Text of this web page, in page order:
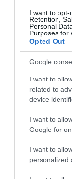
I want to opt-
Retention,
Personal
Purposes for
Opted Out
Google
I want to
related to
device
I want to
Google for
I want to
personalized
Meccs
Nya Ullevi, Göteborg
2026-08-08 17:00
0 nap 18 óra 30
Leeds United